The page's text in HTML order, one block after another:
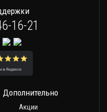
16-21
Дополнительно
Акции